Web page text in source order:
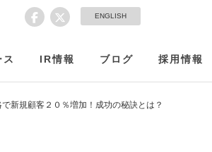
ENGLISH
ス IR情報 ブログ 採用情報
新規顧客２０％増加！成功の秘訣とは？